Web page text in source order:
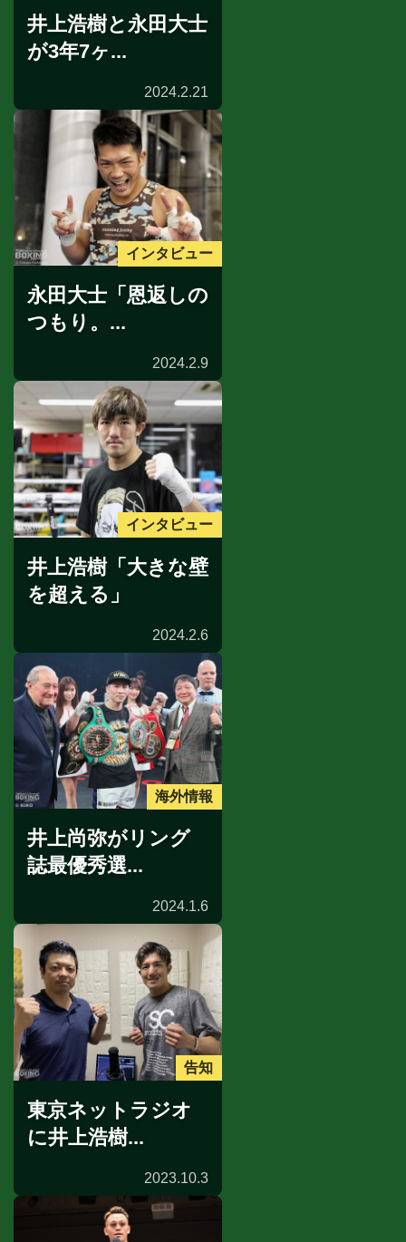
井上浩樹と永田大士
が3年7ヶ...
2024.2.21
インタビュー
永田大士「恩返しの
つもり。...
2024.2.9
インタビュー
井上浩樹「大きな壁
を超える」
2024.2.6
海外情報
井上尚弥がリング
誌最優秀選...
2024.1.6
告知
東京ネットラジオ
に井上浩樹...
2023.10.3